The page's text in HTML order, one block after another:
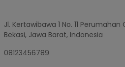
Jl. Kertawibawa 1 No. 11 Perumahan
Bekasi, Jawa Barat, Indonesia
08123456789